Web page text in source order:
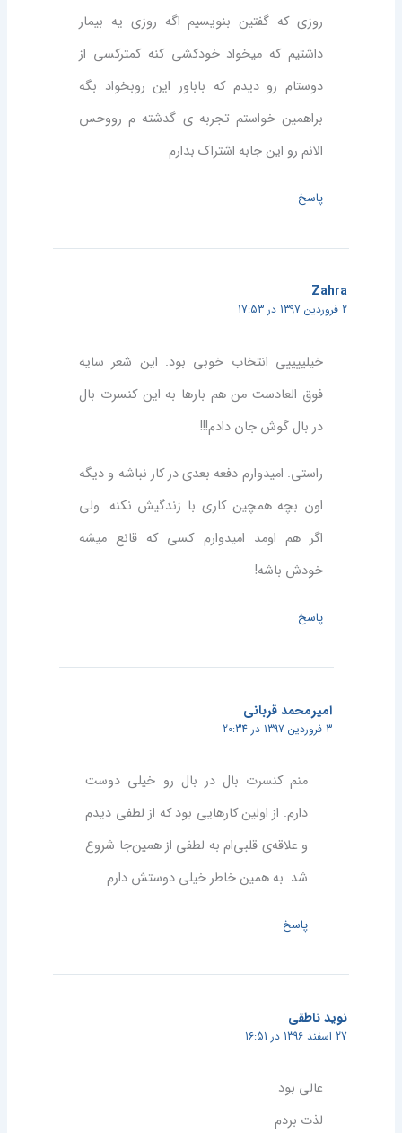
روزی که گفتین بنویسیم اگه روزی یه بیمار
داشتیم که میخواد خودکشی کنه کمترکسی از
دوستام رو دیدم که باباور این روبخواد بگه
براهمین خواستم تجربه ی گدشته م رووحس
الانم رو این جابه اشتراک بدارم
پاسخ
Zahra
2 فروردین 1397 در 17:53
خیلییییی انتخاب خوبی بود. این شعر سایه
فوق العادست من هم بارها به این کنسرت بال
در بال گوش جان دادم!!!
راستی. امیدوارم دفعه بعدی در کار نباشه و دیگه
اون بچه همچین کاری با زندگیش نکنه. ولی
اگر هم اومد امیدوارم کسی که قانع میشه
خودش باشه!
پاسخ
امیرمحمد قربانی
3 فروردین 1397 در 20:34
منم کنسرت بال در بال رو خیلی دوست
دارم. از اولین کارهایی بود که از لطفی دیدم
و علاقه‌ی قلبی‌ام به لطفی از همین‌جا شروع
شد. به همین خاطر خیلی دوستش دارم.
پاسخ
نوید ناطقی
27 اسفند 1396 در 16:51
عالی بود
لذت بردم